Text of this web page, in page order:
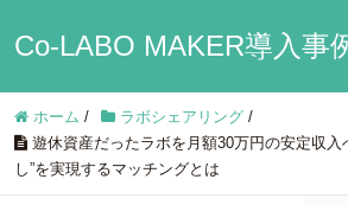
Co-LABO MAKER導入事
ホーム / ラボシェアリング /
遊休資産だったラボを月額30万円の安定収入
し”を実現するマッチングとは